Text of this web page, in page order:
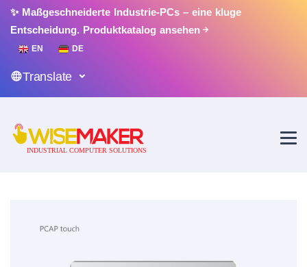
✨ Maßgeschneiderte Industrie-PCs – eine kluge
Entscheidung. Produktkatalog ansehen
EN DE
Translate